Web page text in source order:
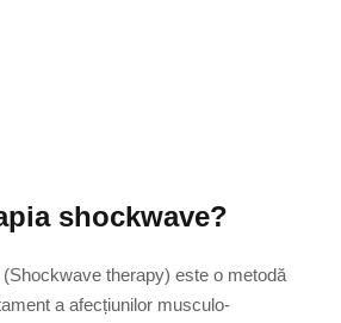
shockwave?
therapy) este o metodă
a afecțiunilor musculo-